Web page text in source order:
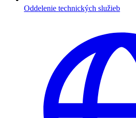
Oddelenie technických služieb